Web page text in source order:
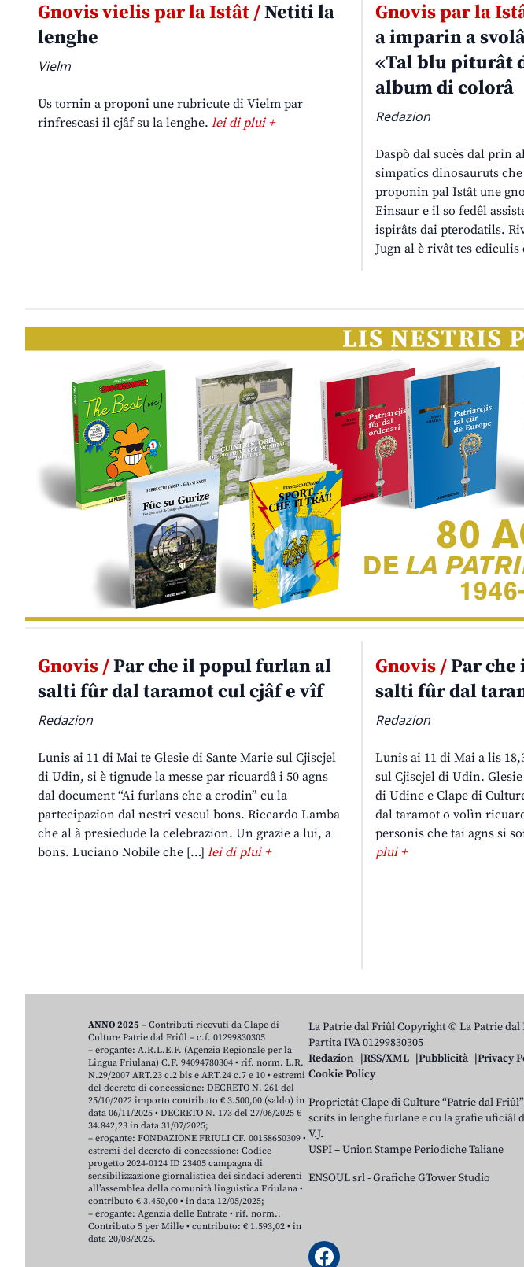
Gnovis vielis par la Istât /Netiti la
lenghe
Vielm
Us tornin a proponi une rubricute di Vielm par
rinfrescasi il cjâf su la lenghe. lei di plui +
Gnovis par la
a imparin a
«Tal blu piturât
album di colorâ
Redazion
Daspò dal sucès dal prin
simpatics dinosauruts
proponin pal Istât une
Einsaur e il so fedêl
ispirâts dai pterodatils.
Jugn al è rivât tes
Gnovis /Par che il popul furlan al
salti fûr dal taramot cul cjâf e vîf
Redazion
Lunis ai 11 di Mai te Glesie di Sante Marie sul Cjiscjel
di Udin, si è tignude la messe par ricuardâ i 50 agns
dal document “Ai furlans che a crodin” cu la
partecipazion dal nestri vescul bons. Riccardo Lamba
che al à presiedude la celebrazion. Un grazie a lui, a
bons. Luciano Nobile che […] lei di plui +
Gnovis /Par che
salti fûr dal
Redazion
Lunis ai 11 di Mai a lis
sul Cjiscjel di Udin.
di Udine e Clape di
dal taramot o volìn
personis che tai agns si
plui +
La Patrie dal Friûl Copyright © La Patrie dal
Partita IVA 01299830305
Redazion
RSS/XML Pubblicità
Privacy
Cookie Policy
Proprietât Clape di Culture “Patrie dal
scrits in lenghe furlane e cu la grafie uficiâl
V.J.
USPI – Union Stampe Periodiche Taliane
ENSOUL srl-Grafiche GTower Studio
ANNO 2025 – Contributi ricevuti da Clape di
Culture Patrie dal Friûl – c.f. 01299830305
– erogante: A.R.L.E.F. (Agenzia Regionale per la
Lingua Friulana) C.F. 94094780304 • rif. norm. L.R.
N.29/2007 ART.23 c.2 bis e ART.24 c.7 e 10 • estremi
del decreto di concessione: DECRETO N. 261 del
25/10/2022 importo contributo € 3.500,00 (saldo) in
data 06/11/2025 • DECRETO N. 173 del 27/06/2025 €
34.842,23 in data 31/07/2025;
– erogante: FONDAZIONE FRIULI CF. 00158650309 •
estremi del decreto di concessione: Codice
progetto 2024-0124 ID 23405 campagna di
sensibilizzazione giornalistica dei sindaci aderenti
all’assemblea della comunità linguistica Friulana •
contributo € 3.450,00 • in data 12/05/2025;
– erogante: Agenzia delle Entrate • rif. norm.:
Contributo 5 per Mille • contributo: € 1.593,02 • in
data 20/08/2025.